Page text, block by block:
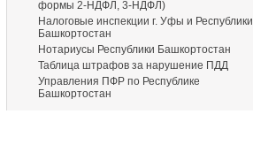
формы 2-НДФЛ, 3-НДФЛ)
Налоговые инспекции г. Уфы и Республики
Башкортостан
Нотариусы Республики Башкортостан
Таблица штрафов за нарушение ПДД
Управления ПФР по Республике
Башкортостан